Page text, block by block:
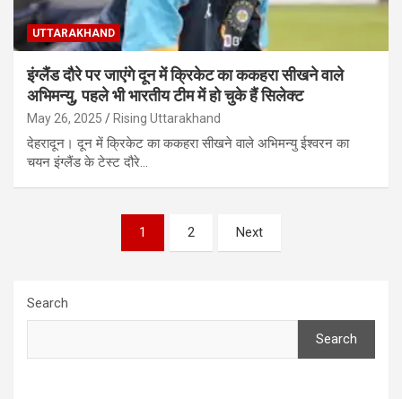
UTTARAKHAND
इंग्लैंड दौरे पर जाएंगे दून में क्रिकेट का ककहरा सीखने वाले
अभिमन्यु, पहले भी भारतीय टीम में हो चुके हैं सिलेक्‍ट
May 26, 2025 Rising Uttarakhand
देहरादून। दून में क्रिकेट का ककहरा सीखने वाले अभिमन्यु ईश्वरन का
चयन इंग्लैंड के टेस्ट दौरे…
1 2 Next
Search
Search